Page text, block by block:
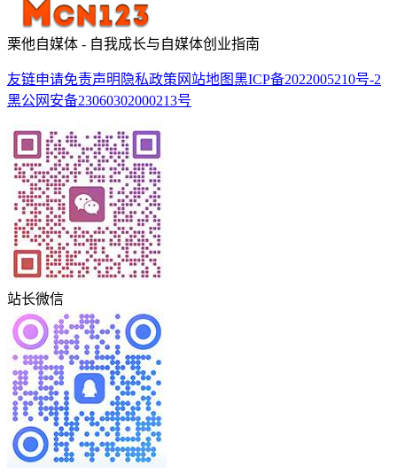
栗他自媒体 - 自我成长与自媒体创业指南
友链申请免责声明 隐私政策 网站地图黑ICP备2022005210号-2
黑公网安备23060302000213号
站长微信